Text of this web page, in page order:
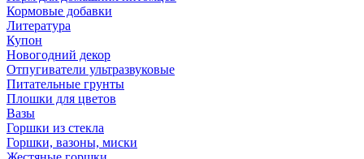
Кормовые добавки
Литература
Купон
Новогодний декор
Отпугиватели ультразвуковые
Питательные грунты
Плошки для цветов
Вазы
Горшки из стекла
Горшки, вазоны, миски